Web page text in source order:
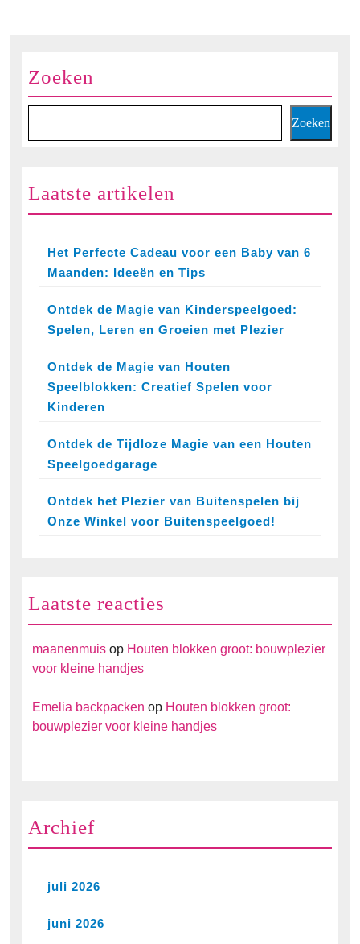
Zoeken
Zoeken
Laatste artikelen
Het Perfecte Cadeau voor een Baby van 6
Maanden: Ideeën en Tips
Ontdek de Magie van Kinderspeelgoed:
Spelen, Leren en Groeien met Plezier
Ontdek de Magie van Houten
Speelblokken: Creatief Spelen voor
Kinderen
Ontdek de Tijdloze Magie van een Houten
Speelgoedgarage
Ontdek het Plezier van Buitenspelen bij
Onze Winkel voor Buitenspeelgoed!
Laatste reacties
maanenmuis op Houten blokken groot: bouwplezier
voor kleine handjes
Emelia backpacken op Houten blokken groot:
bouwplezier voor kleine handjes
Archief
juli 2026
juni 2026